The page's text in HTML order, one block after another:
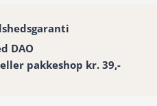
i
turkis
blå
DAO
pakkeshop kr. 39,-